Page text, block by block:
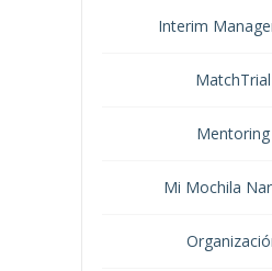
Interim
MatchTrial
Mentoring
Mi Mochila